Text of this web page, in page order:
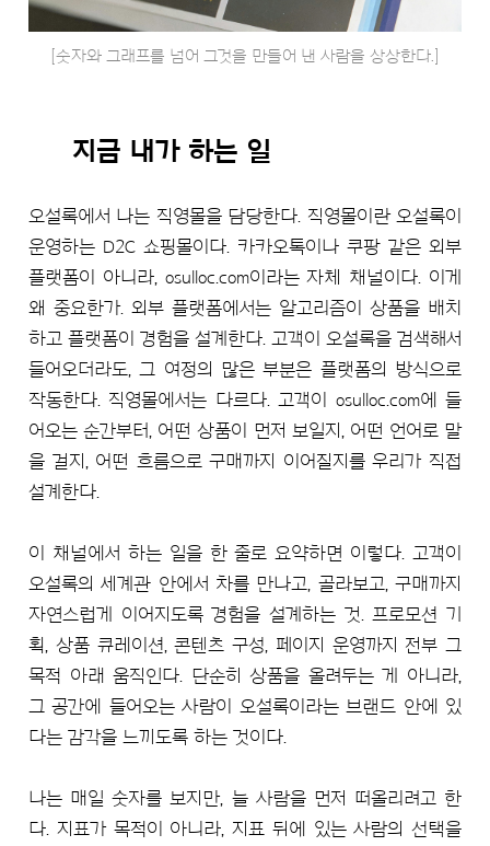
[숫자와 그래프를 넘어 그것을 만들어 낸 사람을 상상한다.]
지금 내가 하는 일
오설록에서 나는 직영몰을 담당한다. 직영몰이란 오설록이
운영하는 D2C 쇼핑몰이다. 카카오톡이나 쿠팡 같은 외부
플랫폼이 아니라, osulloc.com이라는 자체 채널이다. 이게
왜 중요한가. 외부 플랫폼에서는 알고리즘이 상품을 배치
하고 플랫폼이 경험을 설계한다. 고객이 오설록을 검색해서
들어오더라도, 그 여정의 많은 부분은 플랫폼의 방식으로
작동한다. 직영몰에서는 다르다. 고객이 osulloc.com에 들
어오는 순간부터, 어떤 상품이 먼저 보일지, 어떤 언어로 말
을 걸지, 어떤 흐름으로 구매까지 이어질지를 우리가 직접
설계한다.
이 채널에서 하는 일을 한 줄로 요약하면 이렇다. 고객이
오설록의 세계관 안에서 차를 만나고, 골라보고, 구매까지
자연스럽게 이어지도록 경험을 설계하는 것. 프로모션 기
획, 상품 큐레이션, 콘텐츠 구성, 페이지 운영까지 전부 그
목적 아래 움직인다. 단순히 상품을 올려두는 게 아니라,
그 공간에 들어오는 사람이 오설록이라는 브랜드 안에 있
다는 감각을 느끼도록 하는 것이다.
나는 매일 숫자를 보지만, 늘 사람을 먼저 떠올리려고 한
다. 지표가 목적이 아니라, 지표 뒤에 있는 사람의 선택을